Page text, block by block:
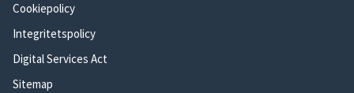
Cookiepolicy
Integritetspolicy
Digital Services Act
Sitemap